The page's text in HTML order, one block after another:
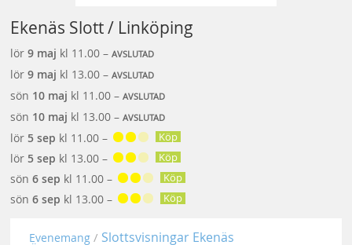
Ekenäs Slott / Linköping
lör9 maj kl 11.00 – AVSLUTAD
lör9 maj kl 13.00 – AVSLUTAD
sön 10 maj kl 11.00 – AVSLUTAD
sön 10 maj kl 13.00 – AVSLUTAD
lör5 sep kl 11.00 – Köp
lör5 sep kl 13.00 – Köp
sön6 sep kl 11.00 – Köp
sön6 sep kl 13.00 – Köp
Evenemang Slottsvisningar Ekenäs